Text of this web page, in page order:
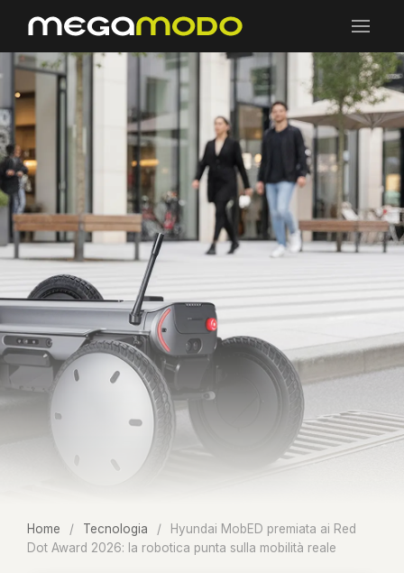
Home / Tecnologia /
Hyundai MobED premiata ai Red
Dot Award 2026: la robotica punta sulla mobilità reale